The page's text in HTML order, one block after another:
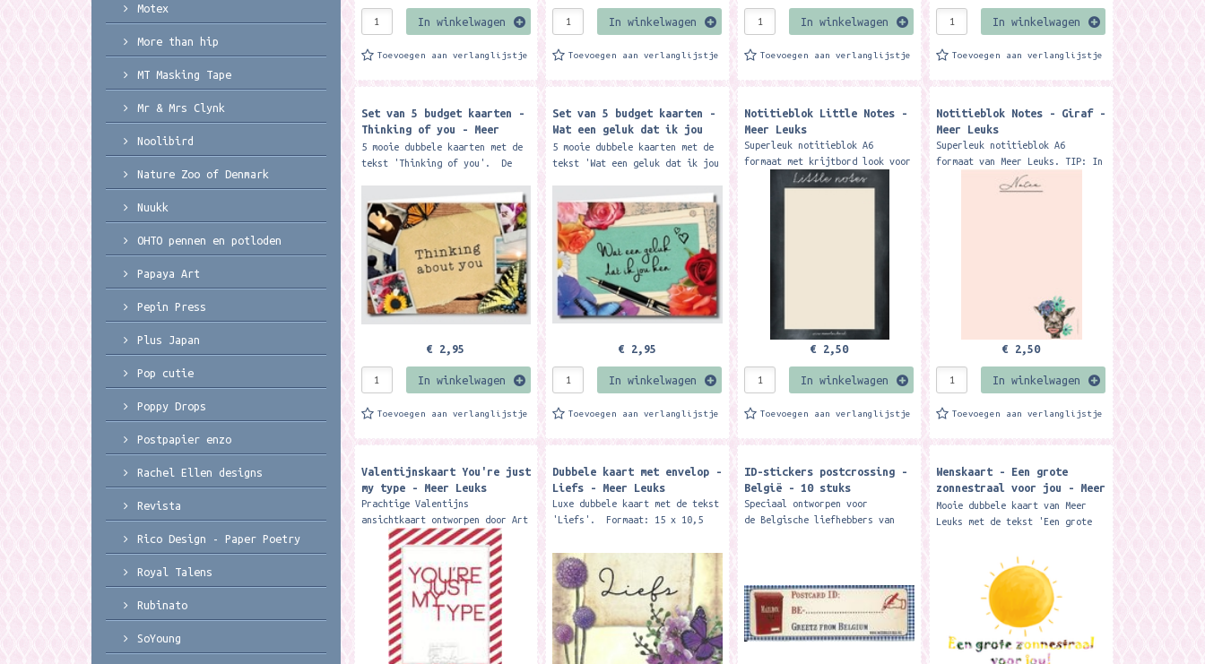
In winkelwagen
Toevoegen aan verlanglijstje
In winkelwagen
Toevoegen aan verlanglijstje
In winkelwagen
Toevoegen aan verlanglijstje
In winkelwagen
Toevoegen aan verlanglijstje
Set van 5 budget kaarten -
Thinking of you - Meer
Leuks
5 mooie dubbele kaarten met de
tekst 'Thinking of you'. De
op 300 grams papier, hierdoor
voelt...
€ 2,95
In winkelwagen
Toevoegen aan verlanglijstje
Set van 5 budget kaarten -
Wat een geluk dat ik jou
ken - Meer Leuks
5 mooie dubbele kaarten met de
tekst 'Wat een geluk dat ik jou
glans gedrukt op 300 grams
papier,...
€ 2,95
In winkelwagen
Toevoegen aan verlanglijstje
Notitieblok Little Notes -
Meer Leuks
Superleuk notitieblok A6
formaat met krijtbord look voor
'little notes'. TIP: In
€ 2,50
In winkelwagen
Toevoegen aan verlanglijstje
Notitieblok Notes - Giraf -
Meer Leuks
Superleuk notitieblok A6
formaat van Meer Leuks. TIP: In
combinatie met de ansichtkaart
'Bedankt voor het fijne
€ 2,50
In winkelwagen
Toevoegen aan verlanglijstje
Valentijnskaart You're just
my type - Meer Leuks
Prachtige Valentijns
ansichtkaart ontworpen door Art
studio funk design. Deze
Valentijnskaart is exclusief
verkrijgbaar bij Meer Leuks.
Merk: Meer...
Dubbele kaart met envelop -
Liefs - Meer Leuks
Luxe dubbele kaart met de tekst
'Liefs'. Formaat: 15 x 10,5
wordt geleverd met een
bijpassende...
ID-stickers postcrossing -
België - 10 stuks
Speciaal ontworpen voor
de Belgische liefhebbers van
Wenskaart - Een grote
zonnestraal voor jou - Meer
Leuks
Mooie dubbele kaart van Meer
Leuks met de tekst 'Een grote
Formaat: 10,5 x 15
Motex
More than hip
MT Masking Tape
Mr & Mrs Clynk
Noolibird
Nature Zoo of Denmark
Nuukk
OHTO pennen en potloden
Papaya Art
Pepin Press
Plus Japan
Pop cutie
Poppy Drops
Postpapier enzo
Rachel Ellen designs
Revista
Rico Design - Paper Poetry
Royal Talens
Rubinato
SoYoung